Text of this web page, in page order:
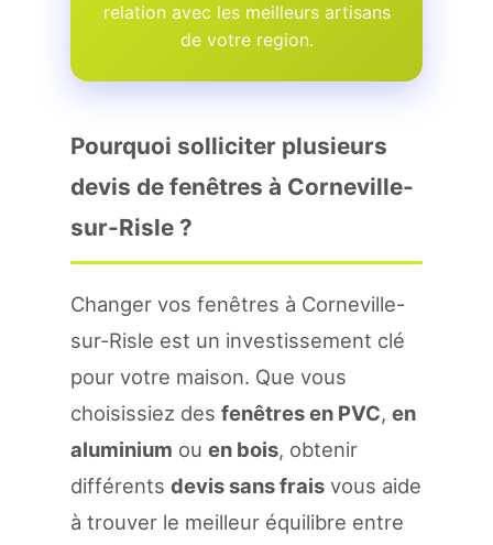
relation avec les meilleurs artisans
de votre region.
Pourquoi solliciter plusieurs
devis de fenêtres à Corneville-
sur-Risle ?
Changer vos fenêtres à Corneville-
sur-Risle est un investissement clé
pour votre maison. Que vous
choisissiez des fenêtres en PVC, en
aluminium ou en bois, obtenir
différents devis sans frais vous aide
à trouver le meilleur équilibre entre